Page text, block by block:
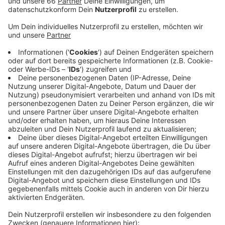
Veröffentlicht:Mittwoch, 29.04.2020 05:39
Anzeige
In ganz Deutschland wollen deshalb heute (29. April
2020) Mitarbeiter der Touristikbranche demonstrieren.
Hier bei uns in der Stadt soll das vor dem Landtag
geschehen - und zwar zwischen 11 Uhr und 13:30 Uhr.
Allerdings wird es eine recht kleine Demo. Die Polizei
hat wegen der Abstandsregeln nur 25 von rund 100
angekündigten Menschen erlaubt, an der
Demonstration teilzunehmen. Gefordert werden von
den Mitarbeitern Soforthilfen für die Reisebranche -
insbesondere für die Reisebüros. Zum Beispiel in Form
eines Notfallfonds. Dieser sollte laut des
Aktionsbündnisses schnell ausgezahlt werden und
nicht zurückgezahlt werden müssen.